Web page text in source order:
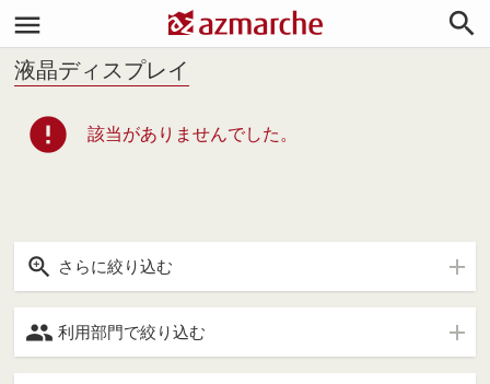


液晶ディスプレイ
error 該当がありませんでした。
 さらに絞り込む
 利用部門で絞り込む